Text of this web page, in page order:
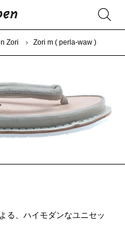
Zori Zori m ( perla-waw )
る、ハイモダンなユニセッ